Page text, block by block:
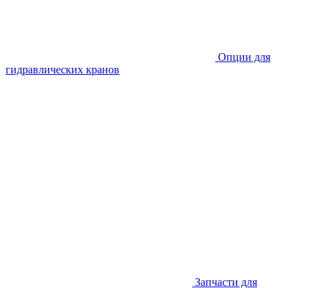
Опции для
гидравлических кранов
Запчасти для